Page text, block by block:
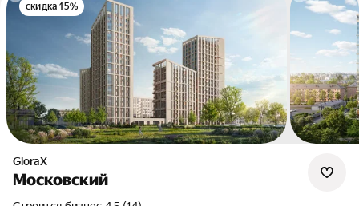
скидка 15%
GloraX
Московский